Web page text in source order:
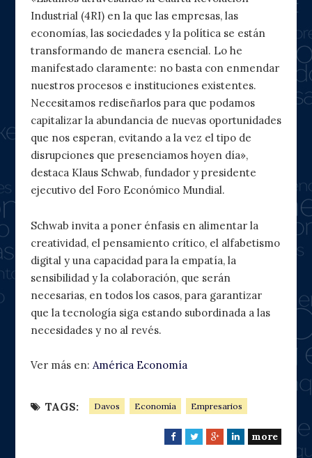
Industrial (4RI) en la que las empresas, las
economías, las sociedades y la política se están
transformando de manera esencial. Lo he
manifestado claramente: no basta con enmendar
nuestros procesos e instituciones existentes.
Necesitamos rediseñarlos para que podamos
capitalizar la abundancia de nuevas oportunidades
que nos esperan, evitando a la vez el tipo de
disrupciones que presenciamos hoyen día»,
destaca Klaus Schwab, fundador y presidente
ejecutivo del Foro Económico Mundial.
Schwab invita a poner énfasis en alimentar la
creatividad, el pensamiento crítico, el alfabetismo
digital y una capacidad para la empatía, la
sensibilidad y la colaboración, que serán
necesarias, en todos los casos, para garantizar
que la tecnología siga estando subordinada a las
necesidades y no al revés.
Ver más en: América Economía
TAGS: Davos Economía Empresarios
F
T
G
L
more